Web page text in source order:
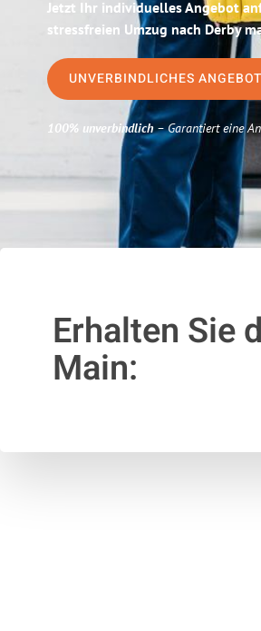
Jetzt Ihr individuelles Angebot
stressfreien Umzug nach Derby
UNVERBINDLICHES
100% unverbindlich– Garantiert eine
Erhalten Sie
Main: